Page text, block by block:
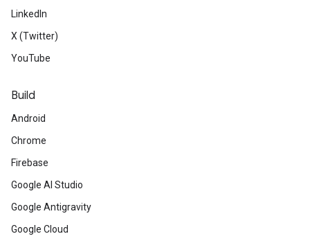
LinkedIn
X (Twitter)
YouTube
Build
Android
Chrome
Firebase
Google AI Studio
Google Antigravity
Google Cloud